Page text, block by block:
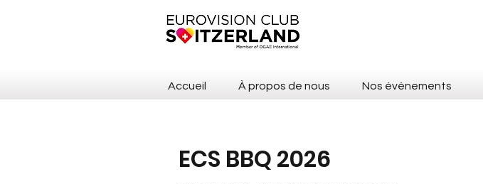
Accueil À propos de nous Nos événements
ECS BBQ 2026